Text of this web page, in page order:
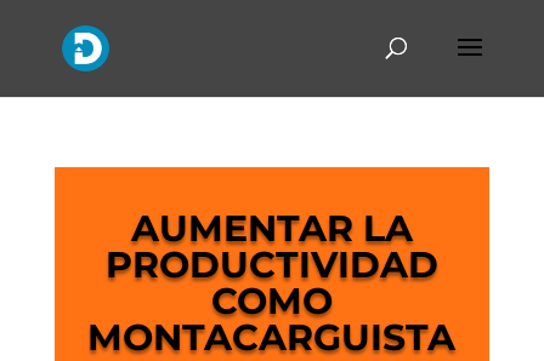
AUMENTAR LA
PRODUCTIVIDAD
COMO
MONTACARGUISTA